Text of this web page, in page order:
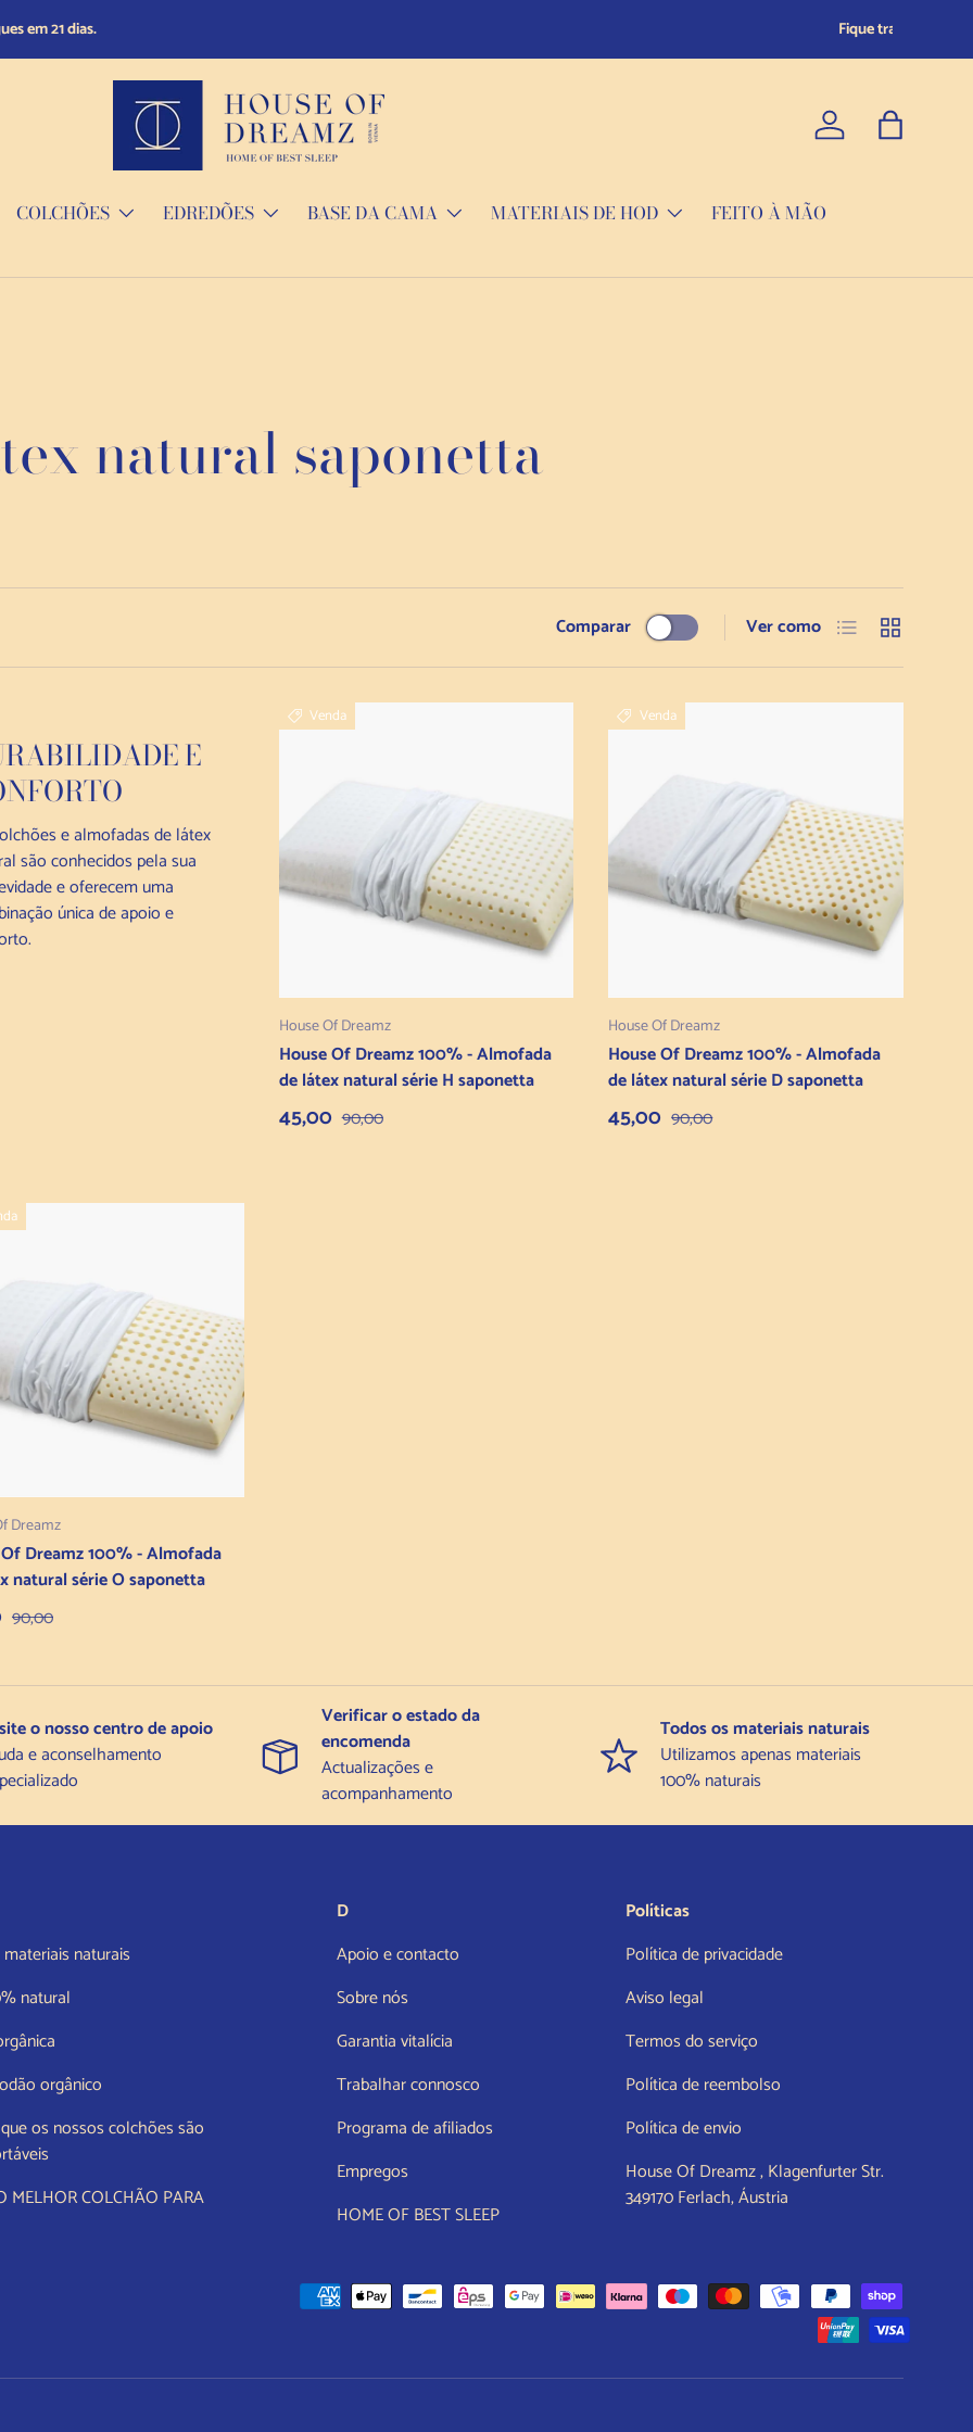
de devolução de 14 dias.
Iniciar sessão
Saco
COLCHÕES EDREDÕES BASE DA CAMA MATERIAIS DE HOD
FEITO À MÃO
natural saponetta
Comparar Ver como Lista Grelha
E
e almofadas de látex
são conhecidos pela sua
e oferecem uma
única de apoio e
Venda
House Of Dreamz
House Of Dreamz 100% - Almofada
de látex natural série H saponetta
Preço de venda
45,00 Preço normal
90,00
Venda
House Of Dreamz
House Of Dreamz 100% - Almofada
de látex natural série D saponetta
Preço de venda
45,00 Preço normal
90,00
Dreamz
Dreamz 100% - Almofada
natural série O saponetta
venda
Preço normal
90,00
o nosso centro de apoio
e aconselhamento
Verificar o estado da
encomenda
Actualizações e
acompanhamento
Todos os materiais naturais
Utilizamos apenas materiais
100% naturais
naturais
natural
orgânico
os nossos colchões são
MELHOR COLCHÃO PARA
D
Apoio e contacto
Sobre nós
Garantia vitalícia
Trabalhar connosco
Programa de afiliados
Empregos
HOME OF BEST SLEEP
Políticas
Política de privacidade
Aviso legal
Termos do serviço
Política de reembolso
Política de envio
House Of Dreamz , Klagenfurter Str.
349170 Ferlach, Áustria
Métodos de pagamento aceites